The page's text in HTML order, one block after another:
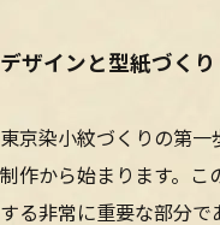
デザインと型紙づく
東京染小紋づくりの第
制作から始まります。こ
する非常に重要な部分